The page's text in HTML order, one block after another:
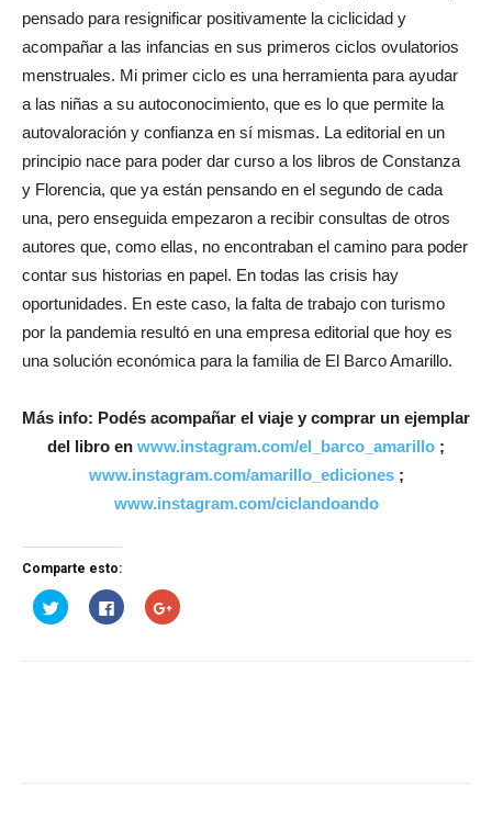
pensado para resignificar positivamente la ciclicidad y
acompañar a las infancias en sus primeros ciclos ovulatorios
menstruales. Mi primer ciclo es una herramienta para ayudar
a las niñas a su autoconocimiento, que es lo que permite la
autovaloración y confianza en sí mismas. La editorial en un
principio nace para poder dar curso a los libros de Constanza
y Florencia, que ya están pensando en el segundo de cada
una, pero enseguida empezaron a recibir consultas de otros
autores que, como ellas, no encontraban el camino para poder
contar sus historias en papel. En todas las crisis hay
oportunidades. En este caso, la falta de trabajo con turismo
por la pandemia resultó en una empresa editorial que hoy es
una solución económica para la familia de El Barco Amarillo.
Más info: Podés acompañar el viaje y comprar un ejemplar
del libro en www.instagram.com/el_barco_amarillo ;
www.instagram.com/amarillo_ediciones;
www.instagram.com/ciclandoando
Comparte esto:
Haz
clic
Haz
clic
Haz
clic